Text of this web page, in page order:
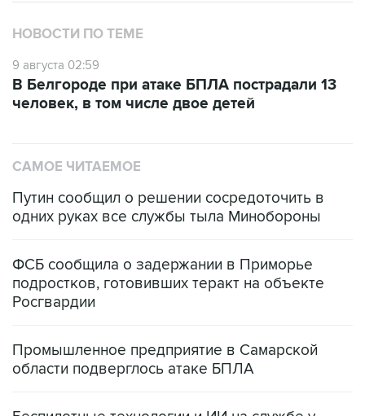
НОВОСТИ ПО ТЕМЕ
9 августа 02:59
В Белгороде при атаке БПЛА пострадали 13
человек, в том числе двое детей
САМОЕ ЧИТАЕМОЕ
Путин сообщил о решении сосредоточить в
одних руках все службы тыла Минобороны
ФСБ сообщила о задержании в Приморье
подростков, готовивших теракт на объекте
Росгвардии
Промышленное предприятие в Самарской
области подверглось атаке БПЛА